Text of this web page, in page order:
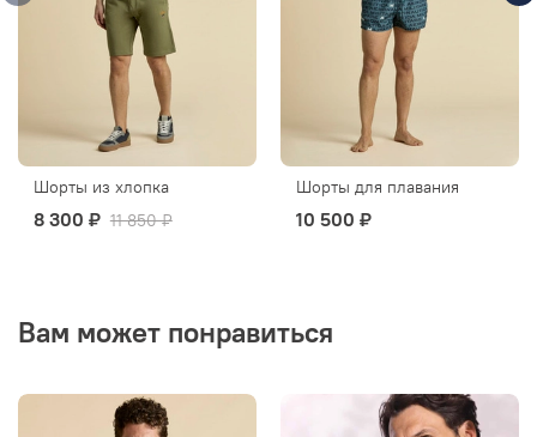
Шорты из хлопка
8 300 ₽ 11 850 ₽
Шорты для плавания
10 500 ₽
Вам может понравиться